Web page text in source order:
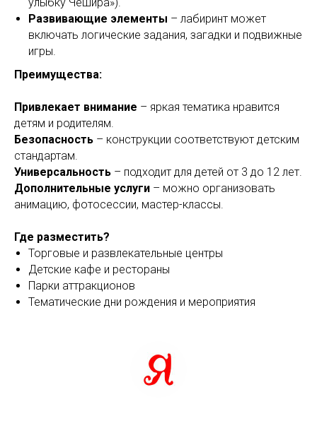
Развивающие элементы – лабиринт может
включать логические задания, загадки и подвижные
игры.
Преимущества:
Привлекает внимание – яркая тематика нравится
детям и родителям.
Безопасность – конструкции соответствуют детским
стандартам.
Универсальность – подходит для детей от 3 до 12 лет.
Дополнительные услуги – можно организовать
анимацию, фотосессии, мастер-классы.
Где разместить?
Торговые и развлекательные центры
Детские кафе и рестораны
Парки аттракционов
Тематические дни рождения и мероприятия